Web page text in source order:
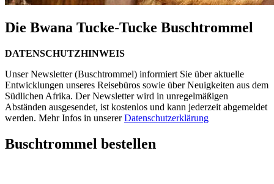
Die Bwana Tucke-Tucke Buschtrommel
DATENSCHUTZHINWEIS
Unser Newsletter (Buschtrommel) informiert Sie über aktuelle
Entwicklungen unseres Reisebüros sowie über Neuigkeiten aus dem
Südlichen Afrika. Der Newsletter wird in unregelmäßigen
Abständen ausgesendet, ist kostenlos und kann jederzeit abgemeldet
werden. Mehr Infos in unsererDatenschutzerklärung
Buschtrommel bestellen